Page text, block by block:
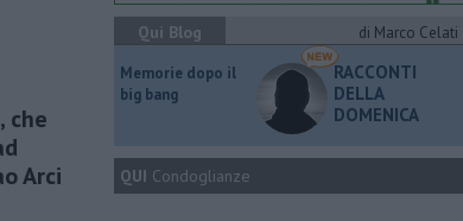
che
Arci
Qui Blog
di Marco Celati
Memorie dopo il
big bang
RACCONTI
DELLA
DOMENICA
QUI Condoglianze